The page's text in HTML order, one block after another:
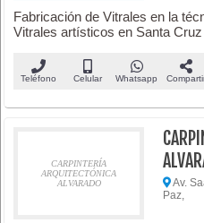
Fabricación de Vitrales en la
Vitrales artísticos en Santa
Teléfono Celular Whatsapp
CARPINTERÍA
ARQUITECTÓNICA
ALVARADO
Av.
Paz,